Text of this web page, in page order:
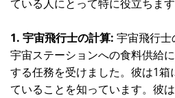
ている人にとって特に役立ちます
1. 宇宙飛行士の計算: 宇宙飛行
宇宙ステーションへの食料供給
する任務を受けました。彼は1箱
ていることを知っています。彼